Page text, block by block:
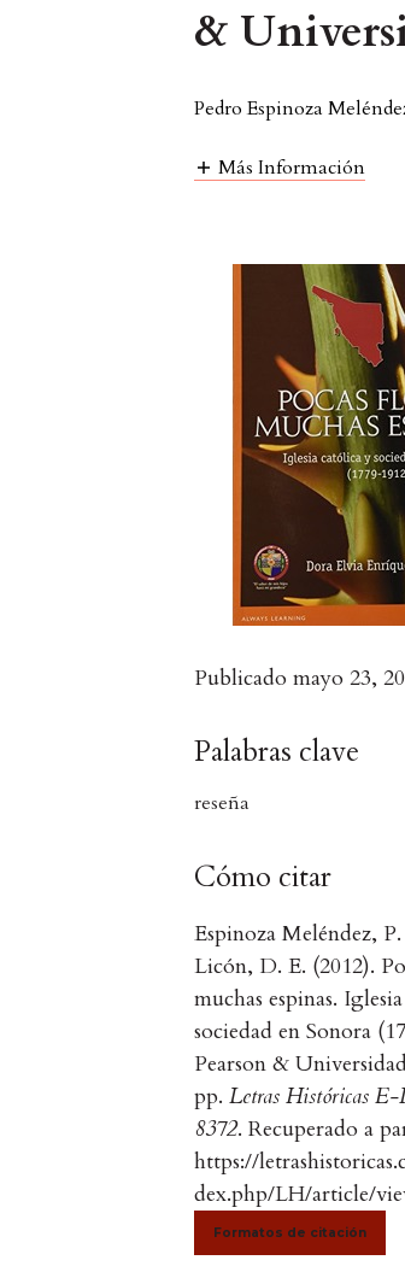
&
Pedro Espinoza
Más Información
Publicadomayo 23,
Palabras clave
reseña
Cómo citar
Espinoza Meléndez,
Licón, D. E. (2012).
muchas espinas.
sociedad en Sonora
Pearson &
pp.Letras Históricas
8372. Recuperado a
https://
dex.php/LH/article/
Formatos de citación